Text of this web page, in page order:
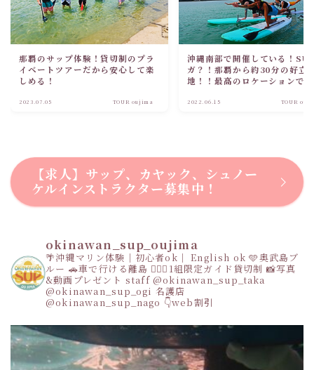
那覇のサップ体験！貸切制のプラ
イベートツアーだから安心して楽
しめる！
2023.07.05 TOUR oujima
沖縄南部で開催している！
ガ？！那覇から約30分の好立
地！！最高のロケーションで
2022.06.15 TOUR
【求人】サップ、カヤック、シュノー
ケルインストラクター募集中！
okinawan_sup_oujima
🌴沖縄マリン体験｜初心者ok｜ English ok 🩵奥武島ブ
ルー 🚗車で行ける離島 👩‍❤️‍👩1組限定ガイド貸切制 📸写真
&動画プレゼント staff@okinawan_sup_taka
@okinawan_sup_ogi 名護店
@okinawan_sup_nago 👇web割引